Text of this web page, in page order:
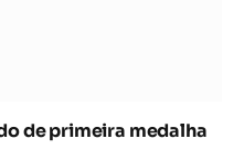
de primeira medalha